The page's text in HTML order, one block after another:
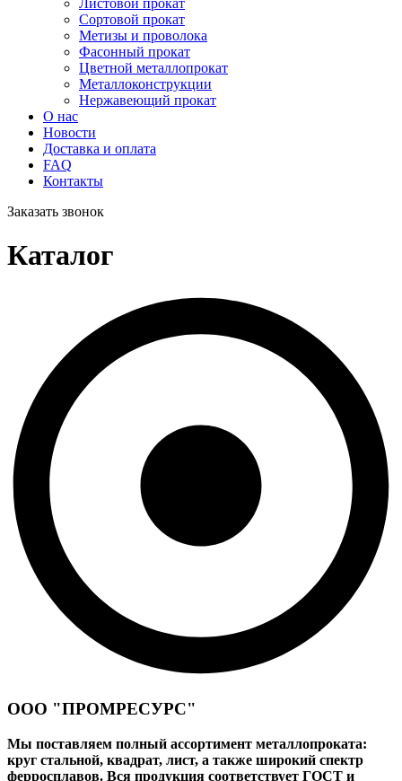
Сортовой прокат
Метизы и проволока
Фасонный прокат
Цветной металлопрокат
Металлоконструкции
Нержавеющий прокат
О нас
Новости
Доставка и оплата
FAQ
Контакты
Заказать звонок
Каталог
ООО "ПРОМРЕСУРС"
Мы поставляем полный ассортимент металлопроката:
круг стальной, квадрат, лист, а также широкий спектр
ферросплавов. Вся продукция соответствует ГОСТ и